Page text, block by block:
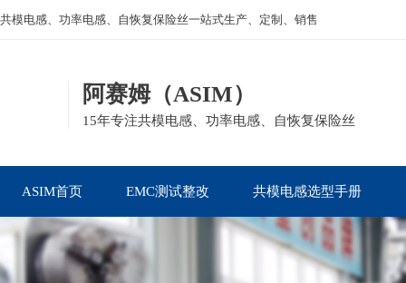
共模电感、功率电感、自恢复保险丝一站式生产、定制、销售
阿赛姆（ASIM）
15年专注共模电感、功率电感、自恢复保险丝
ASIM首页 EMC测试整改 共模电感选型手册